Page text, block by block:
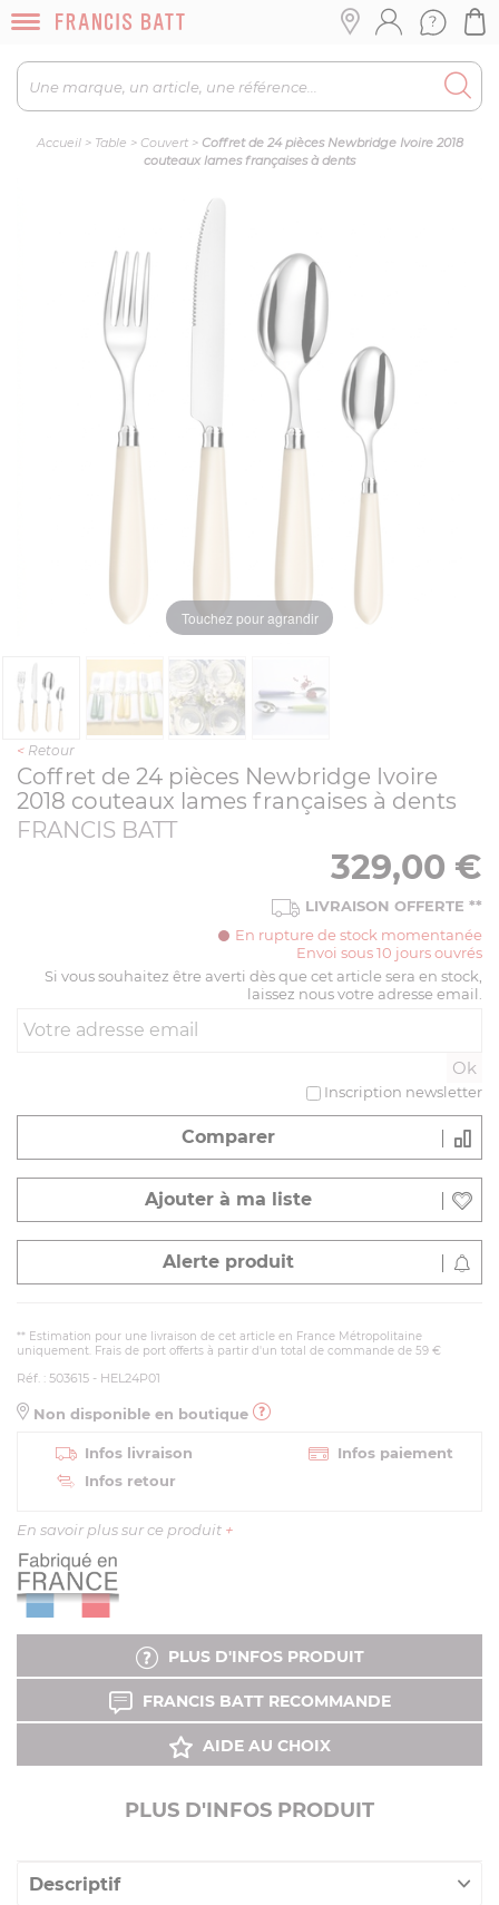
Accueil> Table > Couvert> Coffret de 24 pièces Newbridge Ivoire 2018
couteaux lames françaises à dents
Touchez pour agrandir
< Retour
Coffret de 24 pièces Newbridge Ivoire
2018 couteaux lames françaises à dents
FRANCIS BATT
329,00 €
LIVRAISON OFFERTE **
En rupture de stock momentanée
Envoi sous 10 jours ouvrés
Si vous souhaitez être averti dès que cet article sera en stock,
laissez nous votre adresse email.
Inscription newsletter
Comparer
Ajouter à ma liste
Alerte produit
** Estimation pour une livraison de cet article en France Métropolitaine
uniquement. Frais de port offerts à partir d'un total de commande de 59 €
Réf. : 503615 - HEL24P01
Non disponible en boutique
Infos livraison
Infos paiement
Infos retour
En savoir plus sur ce produit +
PLUS D'INFOS PRODUIT
FRANCIS BATT RECOMMANDE
AIDE AU CHOIX
PLUS D'INFOS PRODUIT
Descriptif